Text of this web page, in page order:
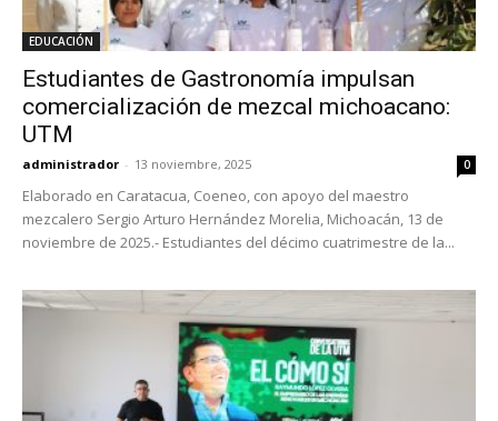
EDUCACIÓN
Estudiantes de Gastronomía impulsan
comercialización de mezcal michoacano:
UTM
administrador - 13 noviembre, 2025 0
Elaborado en Caratacua, Coeneo, con apoyo del maestro
mezcalero Sergio Arturo Hernández Morelia, Michoacán, 13 de
noviembre de 2025.- Estudiantes del décimo cuatrimestre de la...